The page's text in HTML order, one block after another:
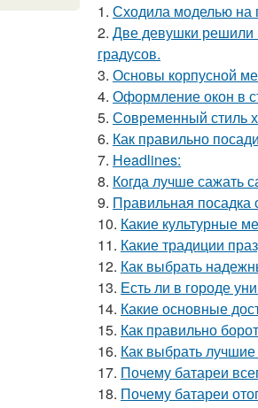
1. Сходила моделью на
2. Две девушки решили
градусов.
3. Основы корпусной
4. Оформление окон в
5. Современный стиль
6. Как правильно
7. Headlines:
8. Когда лучше сажать
9. Правильная посадка
10. Какие культурные
11. Какие традиции
12. Как выбрать
13. Есть ли в городе
14. Какие основные
15. Как правильно
16. Как выбрать
17. Почему батареи
18. Почему батареи